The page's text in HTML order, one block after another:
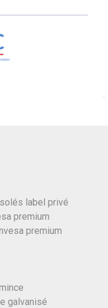
label privé
premium
premium
galvanisé